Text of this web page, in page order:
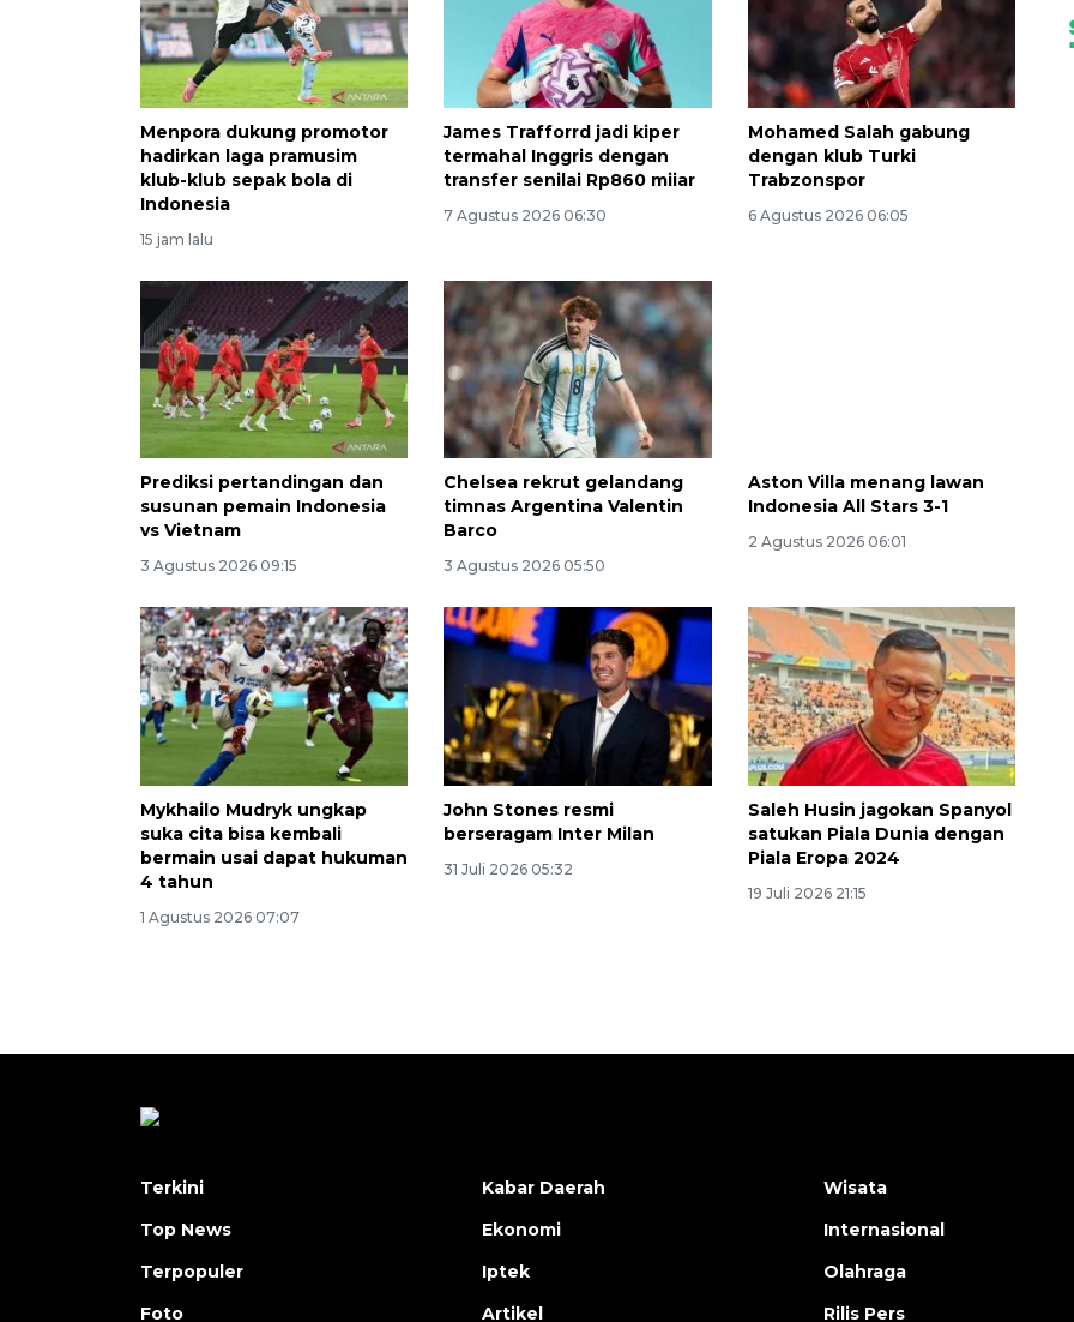
Menpora dukung promotor
hadirkan laga pramusim
klub-klub sepak bola di
Indonesia
15 jam lalu
James Trafforrd jadi kiper
termahal Inggris dengan
transfer senilai Rp860 miiar
7 Agustus 2026 06:30
Mohamed Salah gabung
dengan klub Turki
Trabzonspor
6 Agustus 2026 06:05
Prediksi pertandingan dan
susunan pemain Indonesia
vs Vietnam
3 Agustus 2026 09:15
Chelsea rekrut gelandang
timnas Argentina Valentin
Barco
3 Agustus 2026 05:50
Aston Villa menang lawan
Indonesia All Stars 3-1
2 Agustus 2026 06:01
Mykhailo Mudryk ungkap
suka cita bisa kembali
bermain usai dapat hukuman
4 tahun
1 Agustus 2026 07:07
John Stones resmi
berseragam Inter Milan
31 Juli 2026 05:32
Saleh Husin jagokan Spanyol
satukan Piala Dunia dengan
Piala Eropa 2024
19 Juli 2026 21:15
Awas penipuan berbasis AI
2026-08-07 13:45:00
Terkini
Top News
Terpopuler
Foto
Kabar Daerah
Ekonomi
Iptek
Artikel
Wisata
Internasional
Olahraga
Rilis Pers